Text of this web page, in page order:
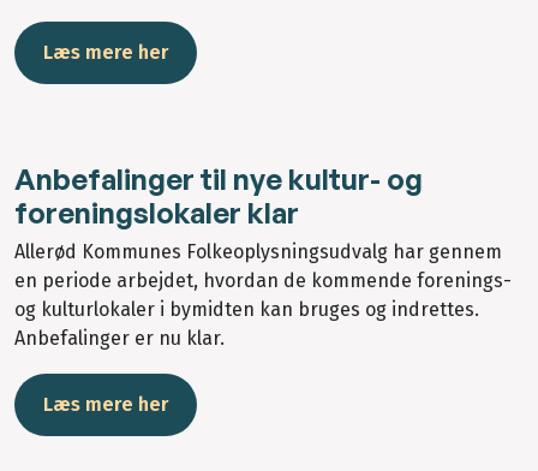
Læs mere her
Anbefalinger til nye kultur- og
foreningslokaler klar
Allerød Kommunes Folkeoplysningsudvalg har gennem
en periode arbejdet, hvordan de kommende forenings-
og kulturlokaler i bymidten kan bruges og indrettes.
Anbefalinger er nu klar.
Læs mere her